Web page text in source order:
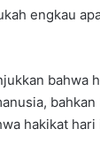
engkau
bahwa
hakikat